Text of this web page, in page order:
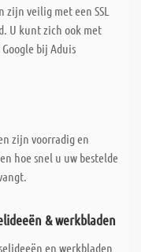
veilig met een SSL
U kunt zich ook met
bij Aduis
zijn voorradig en
hoe snel u uw bestelde
& werkbladen
en werkbladen